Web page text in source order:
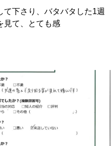
て下さり、バタバタした1週
見て、とても感